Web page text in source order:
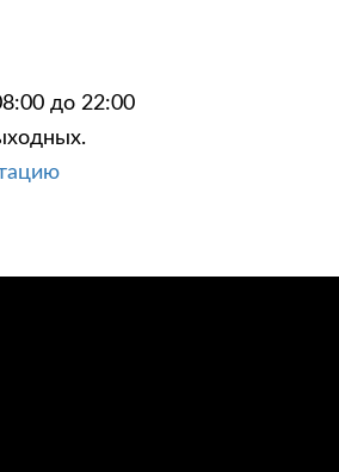
до 22:00